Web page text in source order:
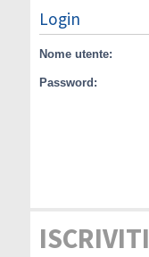
Login
Nome utente:
Password:
ISCRIVITI